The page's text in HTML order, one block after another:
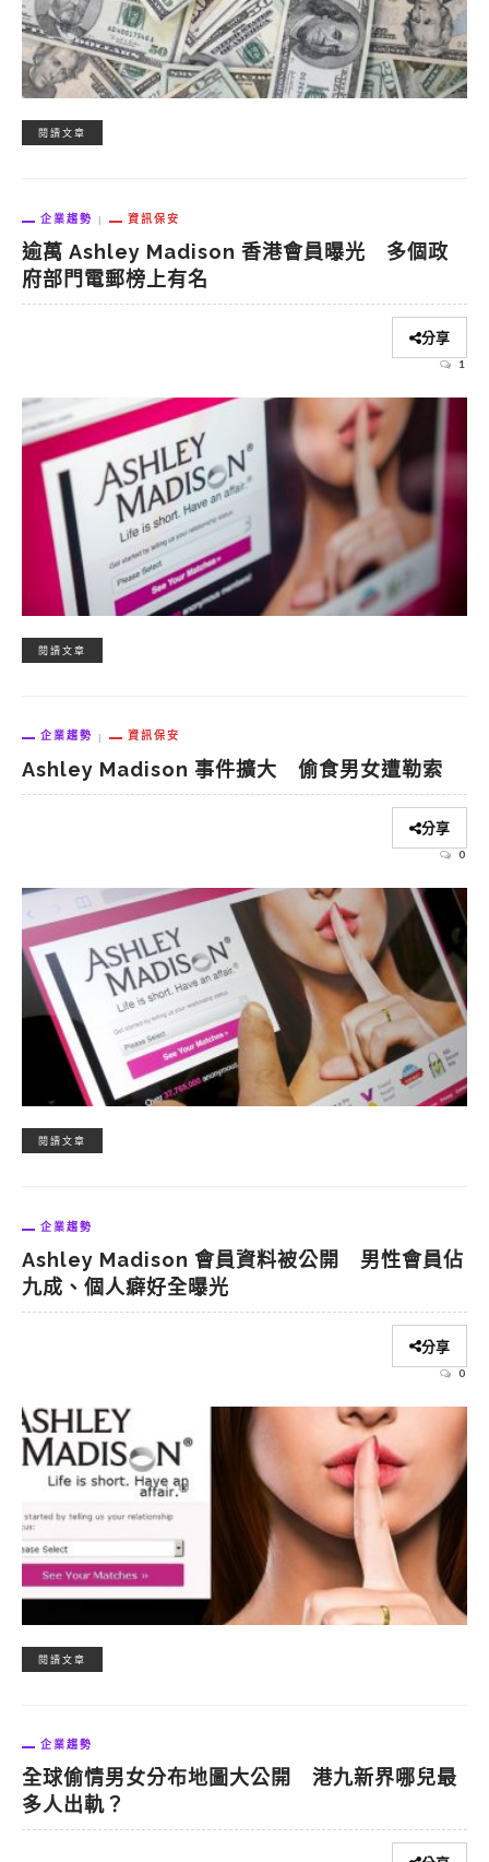
閱讀文章
企業趨勢 資訊保安
逾萬 Ashley Madison 香港會員曝光 多個政
府部門電郵榜上有名
分享
1
閱讀文章
企業趨勢 資訊保安
Ashley Madison 事件擴大 偷食男女遭勒索
分享
0
閱讀文章
企業趨勢
Ashley Madison 會員資料被公開 男性會員佔
九成、個人癖好全曝光
分享
0
閱讀文章
企業趨勢
全球偷情男女分布地圖大公開 港九新界哪兒最
多人出軌？